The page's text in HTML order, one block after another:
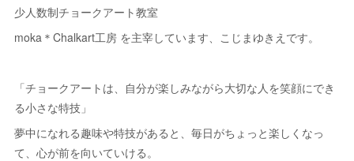
少人数制チョークアート教室
moka＊Chalkart工房 を主宰しています、こじまゆきえです。
「チョークアートは、自分が楽しみながら大切な人を笑顔にでき
る小さな特技」
夢中になれる趣味や特技があると、毎日がちょっと楽しくなっ
て、心が前を向いていける。